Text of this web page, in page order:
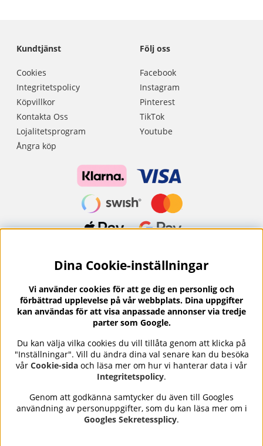
Kundtjänst
Cookies
Integritetspolicy
Köpvillkor
Kontakta Oss
Lojalitetsprogram
Ångra köp
Följ oss
Facebook
Instagram
Pinterest
TikTok
Youtube
Nyhetsbrev?
I vårt nyhetsbrev får du ta del av nyheter och
erbjudanden.
Se våra omdömen på⭐ Trustpilot
Nails Body and Beautyerbjuder professionell hudvård,
nagellack och makeup från ledande varumärken som OPI,
Dina Cookie-inställningar
Vi använder cookies för att ge dig en personlig och
förbättrad upplevelse på vår webbplats. Dina uppgifter
kan användas för att visa anpassade annonser via tredje
parter som Google.
Du kan välja vilka cookies du vill tillåta genom att klicka på
"Inställningar". Vill du ändra dina val senare kan du besöka
vår Cookie-sida och läsa mer om hur vi hanterar data i vår
Integritetspolicy.
Genom att godkänna samtycker du även till Googles
användning av personuppgifter, som du kan läsa mer om i
Googles Sekretessplicy.